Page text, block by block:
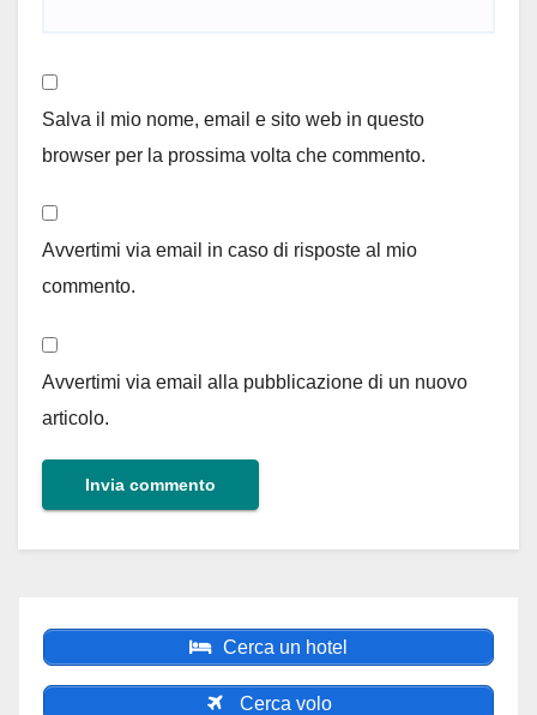
Salva il mio nome, email e sito web in questo
browser per la prossima volta che commento.
Avvertimi via email in caso di risposte al mio
commento.
Avvertimi via email alla pubblicazione di un nuovo
articolo.
Cerca un hotel
Cerca volo